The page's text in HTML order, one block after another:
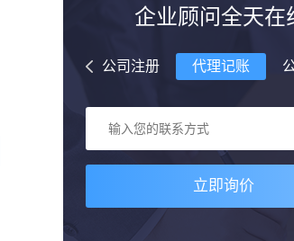
企业顾问全天在
公司注册 代理记账
立即询价